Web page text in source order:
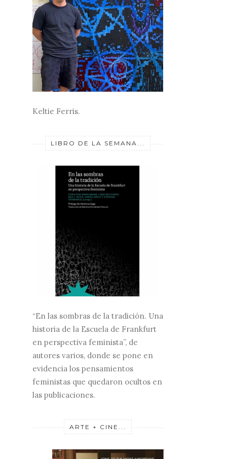
Keltie Ferris.
LIBRO DE LA SEMANA...
“En las sombras de la tradición. Una
historia de la Escuela de Frankfurt
en perspectiva feminista”, de
autores varios, donde se pone en
evidencia los pensamientos
feministas que quedaron ocultos en
las publicaciones.
ARTE + CINE...